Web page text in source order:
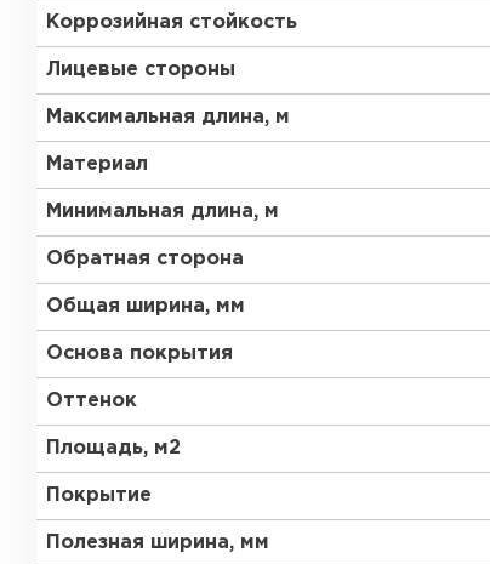
Коррозийная стойкость
Лицевые стороны
Максимальная длина, м
Материал
Минимальная длина, м
Обратная сторона
Общая ширина, мм
Основа покрытия
Оттенок
Площадь, м2
Покрытие
Полезная ширина, мм